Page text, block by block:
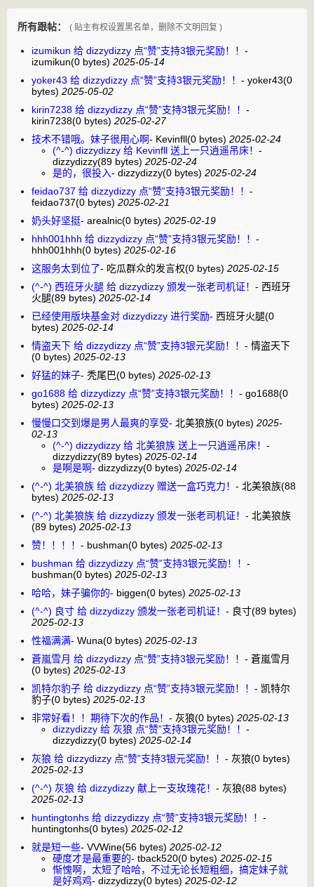
所有跟帖： ( 贴主有权设置黑名单，删除不文明回复 )
izumikun 给 dizzydizzy 点“赞”支持3银元奖励！！ -
izumikun(0 bytes) 2025-05-14
yoker43 给 dizzydizzy 点“赞”支持3银元奖励！！ - yoker43(0
bytes) 2025-05-02
kirin7238 给 dizzydizzy 点“赞”支持3银元奖励！！ -
kirin7238(0 bytes) 2025-02-27
技术不错哦。妹子很用心啊- Kevinfll(0 bytes) 2025-02-24
(^-^) dizzydizzy 给 Kevinfll 送上一只逍遥吊床！ -
dizzydizzy(89 bytes) 2025-02-24
是的，很投入- dizzydizzy(0 bytes) 2025-02-24
feidao737 给 dizzydizzy 点“赞”支持3银元奖励！！ -
feidao737(0 bytes) 2025-02-21
奶头好坚挺- arealnic(0 bytes) 2025-02-19
hhh001hhh 给 dizzydizzy 点“赞”支持3银元奖励！！ -
hhh001hhh(0 bytes) 2025-02-16
这服务太到位了- 吃瓜群众的发言权(0 bytes) 2025-02-15
(^-^) 西班牙火腿 给 dizzydizzy 颁发一张老司机证！ - 西班牙
火腿(89 bytes) 2025-02-14
已经使用版块基金对 dizzydizzy 进行奖励- 西班牙火腿(0
bytes) 2025-02-14
情盗天下 给 dizzydizzy 点“赞”支持3银元奖励！！ - 情盗天下
(0 bytes) 2025-02-13
好猛的妹子- 秃尾巴(0 bytes) 2025-02-13
go1688 给 dizzydizzy 点“赞”支持3银元奖励！！ - go1688(0
bytes) 2025-02-13
慢慢口交到爆是男人最爽的享受- 北美狼族(0 bytes) 2025-
02-13
(^-^) dizzydizzy 给 北美狼族 送上一只逍遥吊床！ -
dizzydizzy(89 bytes) 2025-02-14
是啊是啊- dizzydizzy(0 bytes) 2025-02-14
(^-^) 北美狼族 给 dizzydizzy 赠送一盒巧克力！ - 北美狼族(88
bytes) 2025-02-13
(^-^) 北美狼族 给 dizzydizzy 颁发一张老司机证！ - 北美狼族
(89 bytes) 2025-02-13
赞！！！！ - bushman(0 bytes) 2025-02-13
bushman 给 dizzydizzy 点“赞”支持3银元奖励！！ -
bushman(0 bytes) 2025-02-13
哈哈，妹子骗你的- biggen(0 bytes) 2025-02-13
(^-^) 良寸 给 dizzydizzy 颁发一张老司机证！ - 良寸(89 bytes)
2025-02-13
性福满满- Wuna(0 bytes) 2025-02-13
蒼嵐雪月 给 dizzydizzy 点“赞”支持3银元奖励！！ - 蒼嵐雪月
(0 bytes) 2025-02-13
凯特尔豹子 给 dizzydizzy 点“赞”支持3银元奖励！！ - 凯特尔
豹子(0 bytes) 2025-02-13
非常好看！！期待下次的作品！ - 灰狼(0 bytes) 2025-02-13
dizzydizzy 给 灰狼 点“赞”支持3银元奖励！！ -
dizzydizzy(0 bytes) 2025-02-14
灰狼 给 dizzydizzy 点“赞”支持3银元奖励！！ - 灰狼(0 bytes)
2025-02-13
(^-^) 灰狼 给 dizzydizzy 献上一支玫瑰花！ - 灰狼(88 bytes)
2025-02-13
huntingtonhs 给 dizzydizzy 点“赞”支持3银元奖励！！ -
huntingtonhs(0 bytes) 2025-02-12
就是短一些- VVWine(56 bytes) 2025-02-12
硬度才是最重要的- tback520(0 bytes) 2025-02-15
惭愧啊，太短了哈哈，不过无论长短粗细，搞定妹子就
是好鸡鸡- dizzydizzy(0 bytes) 2025-02-12